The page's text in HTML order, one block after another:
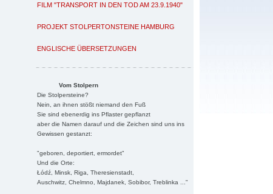
FILM "TRANSPORT IN DEN TOD AM 23.9.1940"
PROJEKT STOLPERTONSTEINE HAMBURG
ENGLISCHE ÜBERSETZUNGEN
Vom Stolpern
Die Stolpersteine?
Nein, an ihnen stößt niemand den Fuß
Sie sind ebenerdig ins Pflaster gepflanzt
aber die Namen darauf und die Zeichen sind uns ins
Gewissen gestanzt:
"geboren, deportiert, ermordet"
Und die Orte:
Łódź, Minsk, Riga, Theresienstadt,
Auschwitz, Chelmno, Majdanek, Sobibor, Treblinka ..."